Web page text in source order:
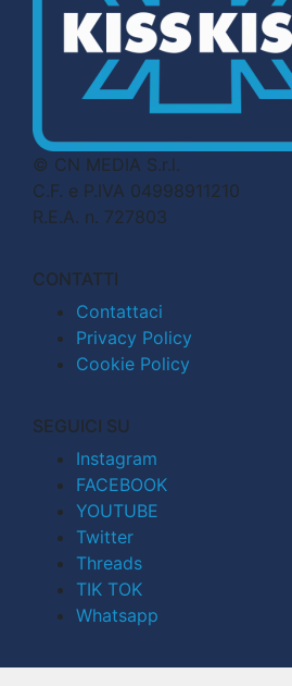
© CN MEDIA S.r.l.
C.F. e P.IVA 04998911210
R.E.A. n. 727803
CONTATTI
Contattaci
Privacy Policy
Cookie Policy
SEGUICI SU
Instagram
FACEBOOK
YOUTUBE
Twitter
Threads
TIK TOK
Whatsapp